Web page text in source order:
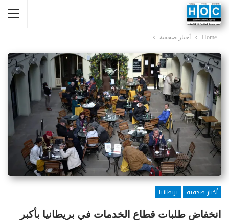
Home أخبار صحفية
أخبار صحفية
بريطانيا
انخفاض طلبات قطاع الخدمات في بريطانيا بأكبر